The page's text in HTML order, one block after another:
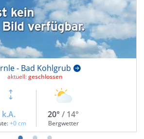
- Bad Kohlgrub
aktuell:geschlossen
k.A.
+0 cm
20° / 14°
Bergwetter